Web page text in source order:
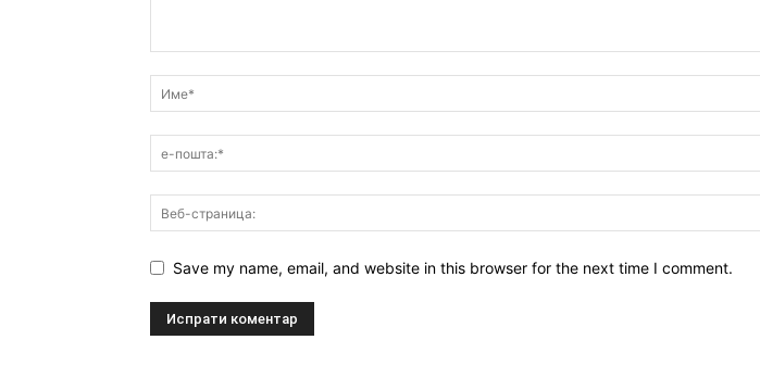
Save my name, email, and website in this browser for the next time I comment.